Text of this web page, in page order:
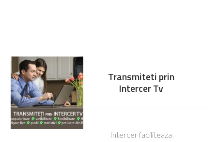
Transmiteti prin
Intercer Tv
Intercer faciliteaza